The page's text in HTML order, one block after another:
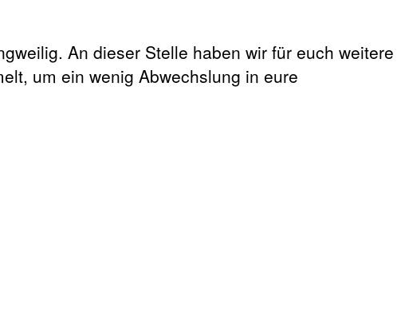
An dieser Stelle haben wir für euch weitere
um ein wenig Abwechslung in eure